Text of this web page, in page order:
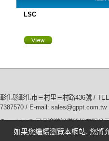
LSC
彰化縣彰化市三村里三村路436號 /
7387570 / E-mail: sales@gppt.com.tw
Copyright © 冠品塗裝設備股份有限公
您是本站第 4434138 位
如果您繼續瀏覽本網站, 您將